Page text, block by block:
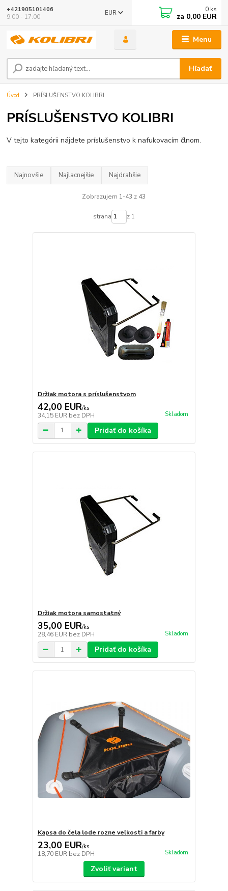
Menu
EUR
Hľadať
+421905101406
9:00 - 17:00
0 ks
za 0,00 EUR
Úvod PRÍSLUŠENSTVO KOLIBRI
PRÍSLUŠENSTVO KOLIBRI
V tejto kategórii nájdete príslušenstvo k nafukovacím člnom.
Najnovšie Najlacnejšie Najdrahšie
Zobrazujem 1-43 z 43
strana z 1
Držiak motora s príslušenstvom
42,00 EUR/ks
34,15 EUR bez DPH Skladom
Pridať do košíka
Držiak motora samostatný
35,00 EUR/ks
28,46 EUR bez DPH Skladom
Pridať do košíka
Kapsa do čela lode rozne veľkosti a farby
23,00 EUR/ks
18,70 EUR bez DPH Skladom
Zvoliť variant